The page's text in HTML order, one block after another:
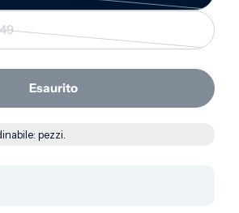
Variante esaurita o non disponibile
quadrato da giardino in
per Tavolo quadrato da
Esaurito
pezzi.